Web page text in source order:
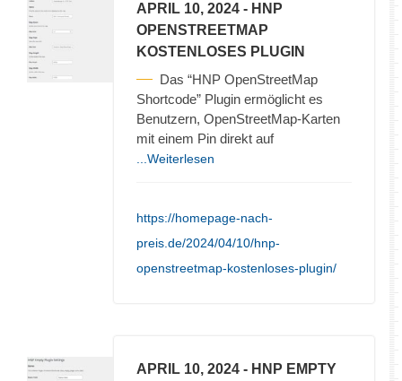
APRIL 10, 2024 - HNP
OPENSTREETMAP
KOSTENLOSES PLUGIN
Das “HNP OpenStreetMap
Shortcode” Plugin ermöglicht es
Benutzern, OpenStreetMap-Karten
mit einem Pin direkt auf
...Weiterlesen
https://homepage-nach-
preis.de/2024/04/10/hnp-
openstreetmap-kostenloses-plugin/
APRIL 10, 2024 - HNP EMPTY